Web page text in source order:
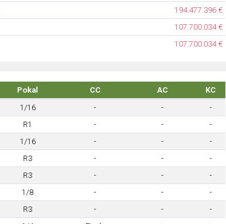
194.477.396 €
107.700.034 €
107.700.034 €
Pokal CC AC
KC
1/16 - -
-
R1 - -
-
1/16 - -
-
R3 - -
-
R3 - -
-
1/8 - -
-
R3 - -
-